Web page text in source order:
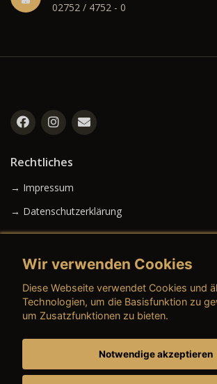
02752 / 4752 - 0
Rechtliches
→ Impressum
→ Datenschutzerklärung
→ AGB (Gebrauchtwagen)
→ AGB (Teile & Zubehör)
Wir verwenden Cookies
Diese Webseite verwendet Cookies und
Technologien, um die Basisfunktion zu
um Zusatzfunktionen zu bieten.
Notwendige akzeptieren